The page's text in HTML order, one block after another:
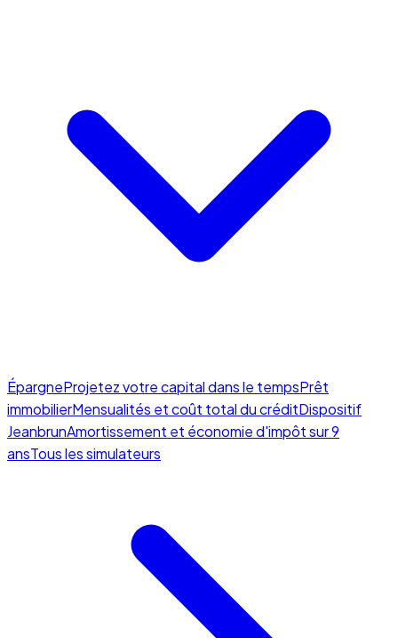
ÉpargneProjetez votre capital dans le tempsPrêt
immobilierMensualités et coût total du créditDispositif
JeanbrunAmortissement et économie d'impôt sur 9
ansTous les simulateurs